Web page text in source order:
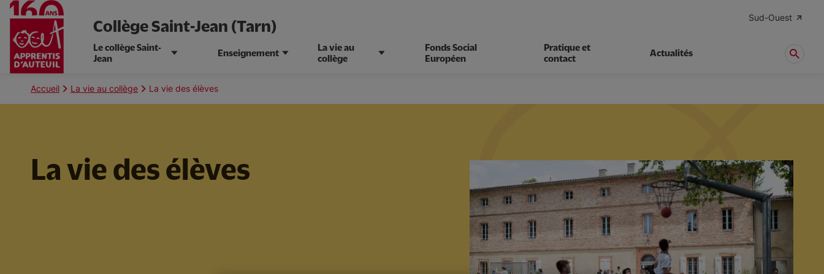
principal
Collège Saint-Jean (Tarn)
Le collège Saint-
Jean
Enseignement
La vie au
collège
Fonds Social
Européen
Pratique et
contact
Actualités
Sud-Ouest
Fil
Accueil La vie au collège La vie des élèves
La vie des élèves